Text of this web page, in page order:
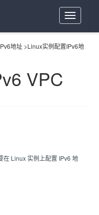
Toggle
navigation
地址 >Linux实例配置IPv6地
VPC
在 Linux 实例上配置 IPv6 地